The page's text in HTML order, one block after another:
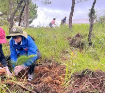
VTV Thể thao
Bất động sản
Tấm lòng Việt